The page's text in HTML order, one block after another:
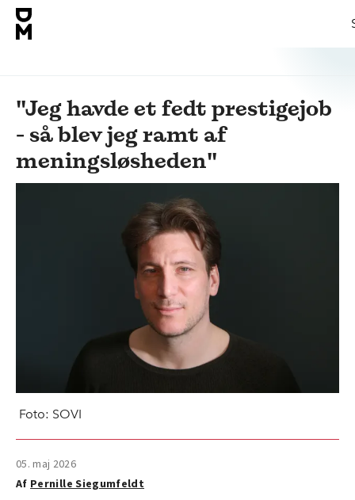
"Jeg havde et fedt prestigejob
- så blev jeg ramt af
meningsløsheden"
Foto: SOVI
05. maj 2026
Af Pernille Siegumfeldt